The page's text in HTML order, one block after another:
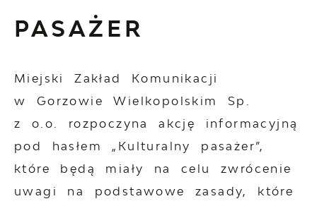
PASAŻER
Miejski Zakład Komunikacji
w Gorzowie Wielkopolskim Sp.
z o.o. rozpoczyna akcję informacyjną
pod hasłem „Kulturalny pasażer”,
które będą miały na celu zwrócenie
uwagi na podstawowe zasady, które